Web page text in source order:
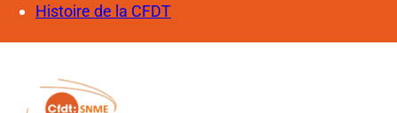
Histoire de la CFDT